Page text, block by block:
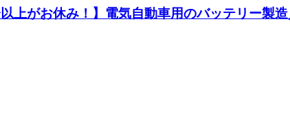
上がお休み！】電気自動車用のバッテリー